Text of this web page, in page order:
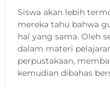
Siswa akan lebih
mereka tahu bahwa
hal yang sama. Oleh
dalam materi
perpustakaan,
kemudian dibahas